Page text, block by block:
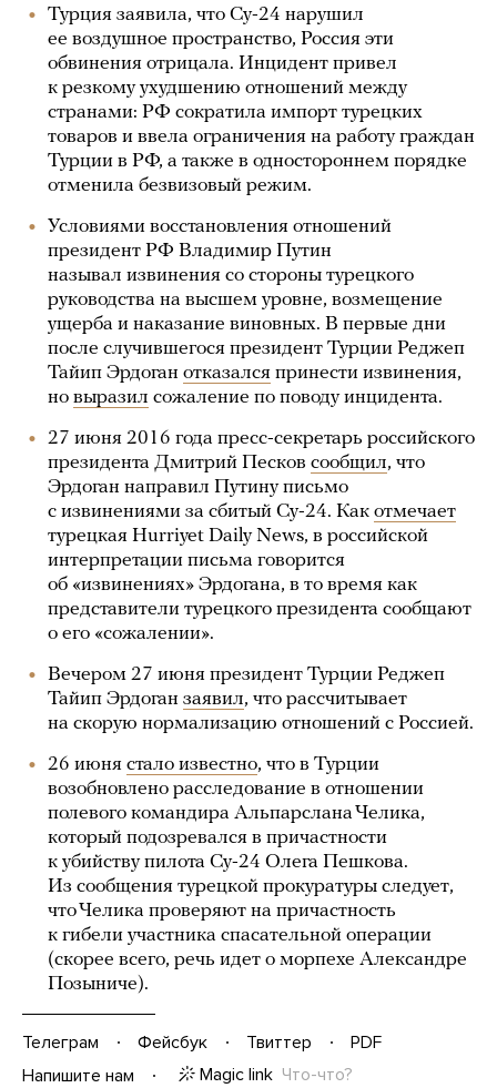
Турция заявила, что Су-24 нарушил
ее воздушное пространство, Россия эти
обвинения отрицала. Инцидент привел
к резкому ухудшению отношений между
странами: РФ сократила импорт турецких
товаров и ввела ограничения на работу граждан
Турции в РФ, а также в одностороннем порядке
отменила безвизовый режим.
Условиями восстановления отношений
президент РФ Владимир Путин
называл извинения со стороны турецкого
руководства на высшем уровне, возмещение
ущерба и наказание виновных. В первые дни
после случившегося президент Турции Реджеп
Тайип Эрдоган отказался принести извинения,
но выразил сожаление по поводу инцидента.
27 июня 2016 года пресс-секретарь российского
президента Дмитрий Песков сообщил, что
Эрдоган направил Путину письмо
с извинениями за сбитый Су-24. Как отмечает
турецкая Hurriyet Daily News, в российской
интерпретации письма говорится
об «извинениях» Эрдогана, в то время как
представители турецкого президента сообщают
о его «сожалении».
Вечером 27 июня президент Турции Реджеп
Тайип Эрдоган заявил, что рассчитывает
на скорую нормализацию отношений с Россией.
26 июня стало известно, что в Турции
возобновлено расследование в отношении
полевого командира Альпарслана Челика,
который подозревался в причастности
к убийству пилота Су-24 Олега Пешкова.
Из сообщения турецкой прокуратуры следует,
что Челика проверяют на причастность
к гибели участника спасательной операции
(скорее всего, речь идет о морпехе Александре
Позыниче).
Телеграм Фейсбук Твиттер
PDF
Напишите нам
Magic link Что-что?